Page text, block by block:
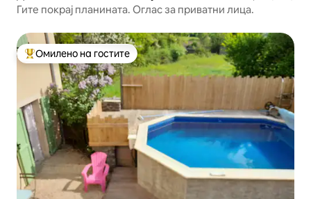
Гите покрај планината. Оглас за приватни лица.
Меѓу најуспешните „Омилени на гостите“
Омилено на гостите